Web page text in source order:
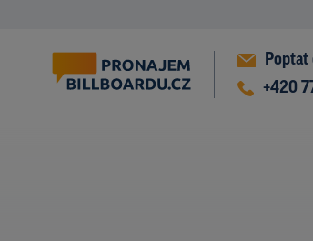
Poptat
+420